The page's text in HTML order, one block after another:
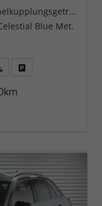
Doppelkupplungsgetriebe (DSG)
Blue Met.
PDF-Datei, Fahrzeugexposé